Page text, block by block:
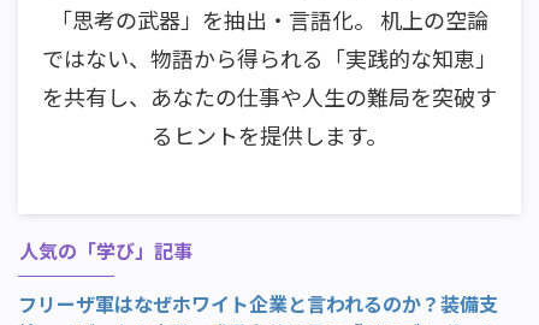
「思考の武器」を抽出・言語化。 机上の空論
ではない、物語から得られる「実践的な知恵」
を共有し、あなたの仕事や人生の難局を突破す
るヒントを提供します。
人気の「学び」記事
フリーザ軍はなぜホワイト企業と言われるのか？装備支